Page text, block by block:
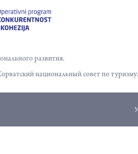
развития.
национальный совет по туризму.